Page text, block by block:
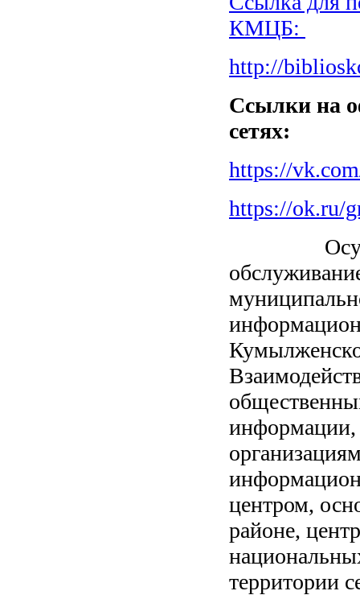
КМЦБ:
http://
Ссылки на
сетях:
https://
https://ok.ru/
информации,
центром,
районе,
территории